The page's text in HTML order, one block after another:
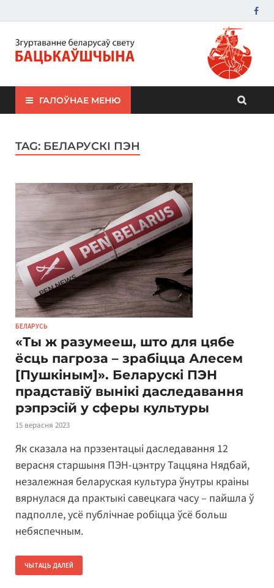
ЗБС "Бацькаўшчына"
ГАЛОЎНАЕ МЕНЮ
TAG: БЕЛАРУСКІ ПЭН
БЕЛАРУСЬ
«Ты ж разумееш, што для цябе
ёсць пагроза – зрабіцца Алесем
[Пушкіным]». Беларускі ПЭН
прадставіў вынікі даследавання
рэпрэсій у сферы культуры
15 верасня 2023
Як сказала на прэзентацыі даследавання 12
верасня старшыня ПЭН-цэнтру Таццяна Нядбай,
незалежная беларуская культура ўнутры краіны
вярнулася да практыкі савецкага часу – пайшла ў
падполле, усё публічнае робіцца ўсё больш
небяспечным.
ЧЫТАЦЬ ДАЛЕЙ